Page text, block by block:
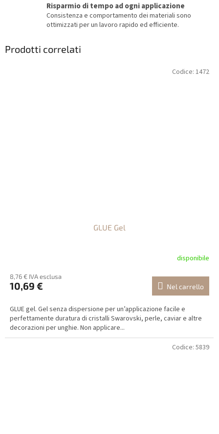
Risparmio di tempo ad ogni applicazione
Consistenza e comportamento dei materiali sono
ottimizzati per un lavoro rapido ed efficiente.
Prodotti correlati
GLUE Gel
disponibile
8,76 € IVA esclusa
10,69 € Nel carrello
GLUE gel. Gel senza dispersione per un’applicazione facile e
perfettamente duratura di cristalli Swarovski, perle, caviar e altre
decorazioni per unghie. Non applicare...
Codice: 1472
Codice: 5839